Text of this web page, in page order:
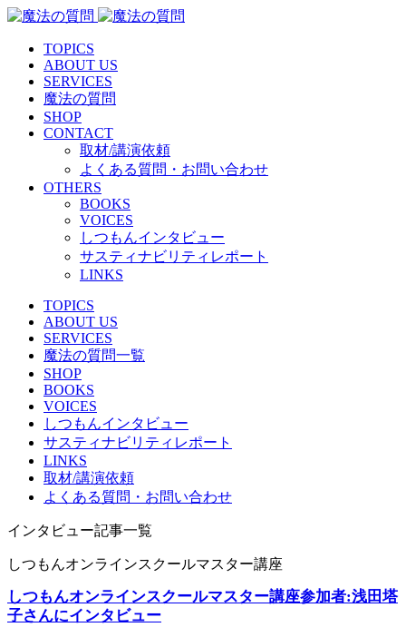
TOPICS
ABOUT US
SERVICES
魔法の質問
SHOP
CONTACT
取材/講演依頼
よくある質問・お問い合わせ
OTHERS
BOOKS
VOICES
しつもんインタビュー
サスティナビリティレポート
LINKS
TOPICS
ABOUT US
SERVICES
魔法の質問一覧
SHOP
BOOKS
VOICES
しつもんインタビュー
サスティナビリティレポート
LINKS
取材/講演依頼
よくある質問・お問い合わせ
インタビュー記事一覧
しつもんオンラインスクールマスター講座
しつもんオンラインスクールマスター講座参加者:浅田塔
子さんにインタビュー